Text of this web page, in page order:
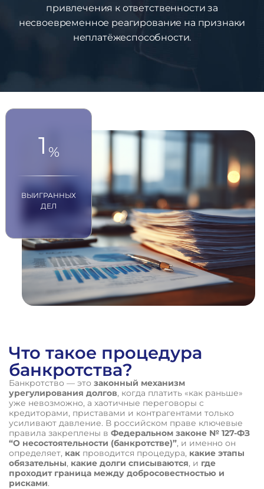
привлечения к ответственности за
несвоевременное реагирование на признаки
неплатёжеспособности.
1 %
ВЫИГРАННЫХ
ДЕЛ
Что такое процедура
банкротства?
Банкротство — это законный механизм
урегулирования долгов, когда платить «как раньше»
уже невозможно, а хаотичные переговоры с
кредиторами, приставами и контрагентами только
усиливают давление. В российском праве ключевые
правила закреплены в Федеральном законе № 127-ФЗ
“О несостоятельности (банкротстве)”, и именно он
определяет, как проводится процедура, какие этапы
обязательны, какие долги списываются, и где
проходит граница между добросовестностью и
рисками.